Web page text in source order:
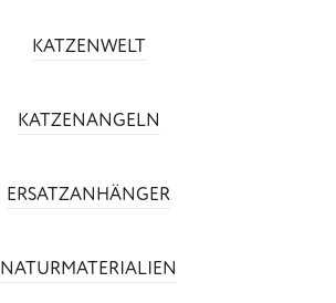
KATZENWELT
KATZENANGELN
ERSATZANHÄNGER
NATURMATERIALIEN